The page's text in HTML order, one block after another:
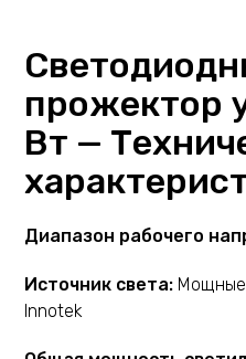
прожектор
Вт —
Диапазон рабочего
Источник света: Мощные
Innotek